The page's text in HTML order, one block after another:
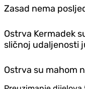
Zasad nema
Ostrva Kermadek
sličnoj udaljenosti
Ostrva su mahom